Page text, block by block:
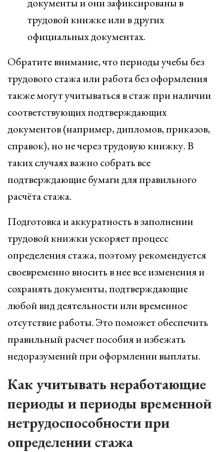
трудовой книжке или в других
официальных документах.
Обратите внимание, что периоды учебы без
трудового стажа или работа без оформления
также могут учитываться в стаж при наличии
соответствующих подтверждающих
документов (например, дипломов, приказов,
справок), но не через трудовую книжку. В
таких случаях важно собрать все
подтверждающие бумаги для правильного
расчёта стажа.
Подготовка и аккуратность в заполнении
трудовой книжки ускоряет процесс
определения стажа, поэтому рекомендуется
своевременно вносить в нее все изменения и
сохранять документы, подтверждающие
любой вид деятельности или временное
отсутствие работы. Это поможет обеспечить
правильный расчет пособия и избежать
недоразумений при оформлении выплаты.
Как учитывать неработающие
периоды и периоды временной
нетрудоспособности при
определении стажа